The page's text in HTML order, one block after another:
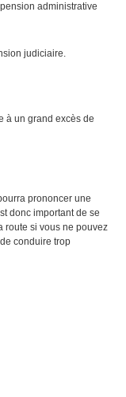
administrative
judiciaire.
à un grand excès de
prononcer une
donc important de se
route si vous ne pouvez
conduire trop